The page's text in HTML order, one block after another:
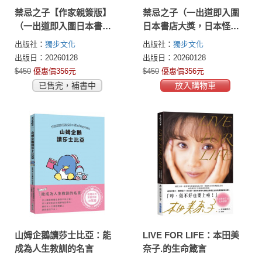
禁忌之子【作家親簽版】
（一出道即入圍日本書店
大獎，日本怪物級新人醫
師作家登場！）
出版社： 獨步文化
出版日：20260128
$450 優惠價356元
已售完，補書中
禁忌之子（一出道即入圍
日本書店大獎，日本怪物
級新人醫師作家登場！）
出版社： 獨步文化
出版日：20260128
$450 優惠價356元
放入購物車
山姆企鵝讀莎士比亞：能
成為人生教訓的名言
LIVE FOR LIFE：本田美
奈子.的生命箴言